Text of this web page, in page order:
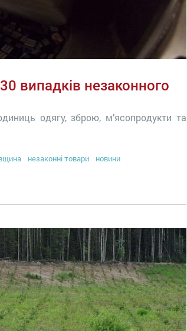
випадків незаконного
одягу, зброю, м’ясопродукти та
незаконні товари новини